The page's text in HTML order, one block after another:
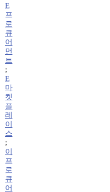
E
프
로
큐
어
먼
트
;
E
마
켓
플
레
이
스
;
이
프
로
큐
어